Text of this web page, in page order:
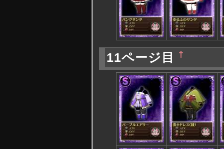
11ページ目 †